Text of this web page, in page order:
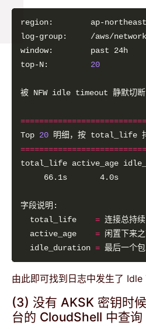
top-N: 20
被 NFW idle timeout 静默切断
Top 20 明细，按 total_life
66.1s       4.0s
  total_life
= 连接总持
  active_age
= 闲置下来
  idle_duration
= 最后一个
由此即可找到日志中发生了 Idle
(3) 没有 AKSK 密钥时
台的 CloudShell 中查询